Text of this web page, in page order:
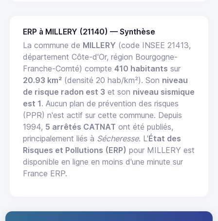
ERP à MILLERY (21140) — Synthèse
La commune de MILLERY (code INSEE 21413,
département Côte-d'Or, région Bourgogne-
Franche-Comté) compte 410 habitants sur
20.93 km² (densité 20 hab/km²). Son niveau
de risque radon est 3 et son niveau sismique
est 1. Aucun plan de prévention des risques
(PPR) n'est actif sur cette commune. Depuis
1994, 5 arrêtés CATNAT ont été publiés,
principalement liés à Sécheresse. L'État des
Risques et Pollutions (ERP) pour MILLERY est
disponible en ligne en moins d'une minute sur
France ERP.